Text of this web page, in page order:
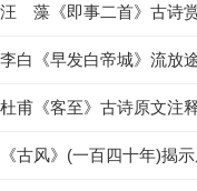
汪 藻《即事二首》古诗
李白《早发白帝城》流放
杜甫《客至》古诗原文注
《古风》(一百四十年)揭